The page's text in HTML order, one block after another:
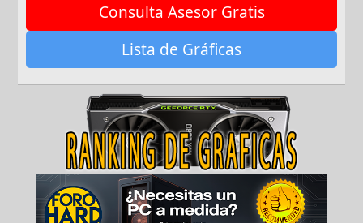
Consulta Asesor Gratis
Lista de Gráficas